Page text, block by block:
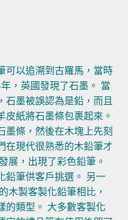
可以追溯到古羅馬，當時
，英國發現了石墨。 當
石墨被誤認為是鉛，而且
紙將石墨條包裹起來。
墨條，然後在木塊上先刻
在現代很熟悉的木鉛筆才
展，出現了彩色鉛筆。
鉛筆供客戶挑選。 另一
木製客製化鉛筆相比，
的類型。 大多數客製化